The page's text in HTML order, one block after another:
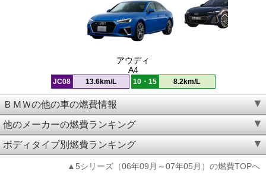
アウディ
A4
JC08 13.6km/L 10・15 8.2km/L
ＢＭＷの他の車の燃費情報
他のメーカーの燃費ランキング
ボディタイプ別燃費ランキング
▲5シリーズ（06年09月～07年05月）の燃費TOPへ